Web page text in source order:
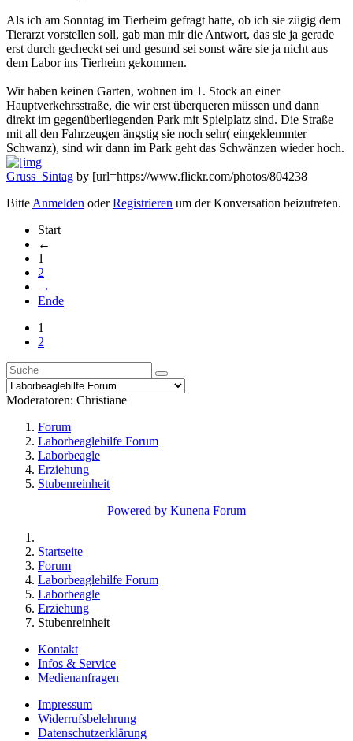
Als ich am Sonntag im Tierheim gefragt hatte, ob ich sie zügig dem
Tierarzt vorstellen soll, gab man mir die Antwort, das sie ja gerade
erst durch gecheckt sei und gesund sei sonst wäre sie ja nicht aus
dem Labor ins Tierheim gekommen.
Wir haben keinen Garten, wohnen im 1. Stock an einer
Hauptverkehrsstraße, die wir erst überqueren müssen und dann
direkt im gegenüberliegenden Park mit Spielplatz sind. Die Straße
mit all den Fahrzeugen ängstig sie noch sehr( eingeklemmter
Schwanz), sind wir dann im Park geht das Schwänzen wieder hoch.
Gruss_Sintag by [url=https://www.flickr.com/photos/804238
Bitte Anmelden oderRegistrieren um der Konversation beizutreten.
Start
←
1
2
→
Ende
1
2
Moderatoren: Christiane
Forum
Laborbeaglehilfe Forum
Laborbeagle
Erziehung
Stubenreinheit
Powered by Kunena Forum
Startseite
Forum
Laborbeaglehilfe Forum
Laborbeagle
Erziehung
Stubenreinheit
Kontakt
Infos & Service
Medienanfragen
Impressum
Widerrufsbelehrung
Datenschutzerklärung